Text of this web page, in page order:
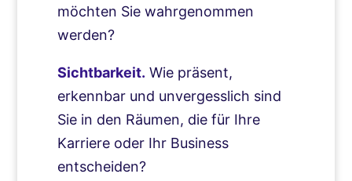
möchten Sie wahrgenommen
werden?
Sichtbarkeit. Wie präsent,
erkennbar und unvergesslich sind
Sie in den Räumen, die für Ihre
Karriere oder Ihr Business
entscheiden?